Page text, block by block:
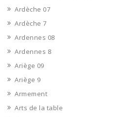
Ardèche 07
Ardèche 7
Ardennes 08
Ardennes 8
Ariège 09
Ariège 9
Armement
Arts de la table